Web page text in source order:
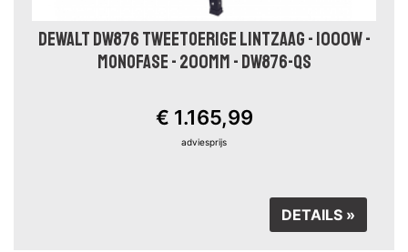
DEWALT DW876 TWEETOERIGE LINTZAAG - 1000W -
MONOFASE - 200MM - DW876-QS
€ 1.165,99
adviesprijs
DETAILS »